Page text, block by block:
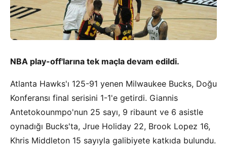
NBA play-off'larına tek maçla devam edildi.
Atlanta Hawks'ı 125-91 yenen Milwaukee Bucks, Doğu
Konferansı final serisini 1-1'e getirdi. Giannis
Antetokounmpo'nun 25 sayı, 9 ribaunt ve 6 asistle
oynadığı Bucks'ta, Jrue Holiday 22, Brook Lopez 16,
Khris Middleton 15 sayıyla galibiyete katkıda bulundu.